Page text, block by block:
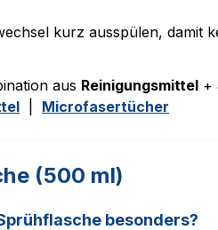
kurz ausspülen, damit
aus Reinigungsmittel +
Microfasertücher
(500 ml)
besonders?